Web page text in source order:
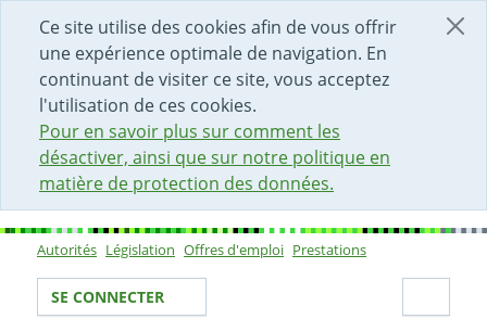
Ce site utilise des cookies afin de vous offrir
une expérience optimale de navigation. En
continuant de visiter ce site, vous acceptez
l'utilisation de ces cookies.
Pour en savoir plus sur comment les
désactiver, ainsi que sur notre politique en
matière de protection des données.
DÉBUT DU CONTENU DE LA PAGE
ACCÈS AU CHAMP DE RECHERCHE
PAGE D'ACCUEIL
FORMULAIRE DE CONTACT
Sous-navigation
Autorités Législation Offres d'emploi Prestations
Votre identité
SE CONNECTER